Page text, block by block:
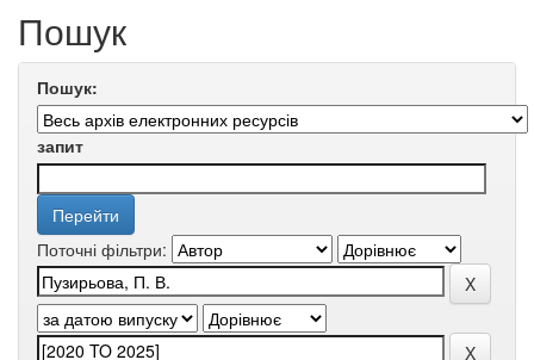
Пошук
Пошук:
запит
Поточні фільтри: